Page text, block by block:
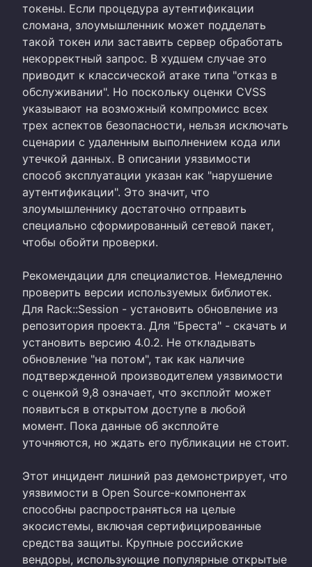
токены. Если процедура аутентификации
сломана, злоумышленник может подделать
такой токен или заставить сервер обработать
некорректный запрос. В худшем случае это
приводит к классической атаке типа "отказ в
обслуживании". Но поскольку оценки CVSS
указывают на возможный компромисс всех
трех аспектов безопасности, нельзя исключать
сценарии с удаленным выполнением кода или
утечкой данных. В описании уязвимости
способ эксплуатации указан как "нарушение
аутентификации". Это значит, что
злоумышленнику достаточно отправить
специально сформированный сетевой пакет,
чтобы обойти проверки.
Рекомендации для специалистов. Немедленно
проверить версии используемых библиотек.
Для Rack::Session - установить обновление из
репозитория проекта. Для "Бреста" - скачать и
установить версию 4.0.2. Не откладывать
обновление "на потом", так как наличие
подтвержденной производителем уязвимости
с оценкой 9,8 означает, что эксплойт может
появиться в открытом доступе в любой
момент. Пока данные об эксплойте
уточняются, но ждать его публикации не стоит.
Этот инцидент лишний раз демонстрирует, что
уязвимости в Open Source-компонентах
способны распространяться на целые
экосистемы, включая сертифицированные
средства защиты. Крупные российские
вендоры, использующие популярные открытые